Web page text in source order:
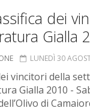
dei
Gialla
LUNEDÌ 30
vincitori della
Gialla 2010 -
di